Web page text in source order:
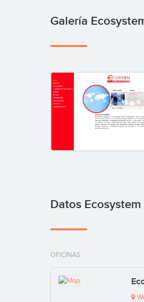
Galería
Datos
OFICINAS